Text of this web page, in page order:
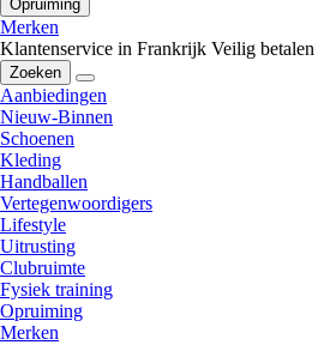
Opruiming
Merken
Klantenservice in Frankrijk Veilig betalen
Zoeken
Aanbiedingen
Nieuw-Binnen
Schoenen
Kleding
Handballen
Vertegenwoordigers
Lifestyle
Uitrusting
Clubruimte
Fysiek training
Opruiming
Merken